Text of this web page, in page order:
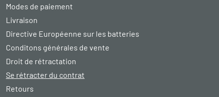
Modes de paiement
Livraison
Directive Européenne sur les batteries
Conditons générales de vente
Droit de rétractation
Se rétracter du contrat
Retours